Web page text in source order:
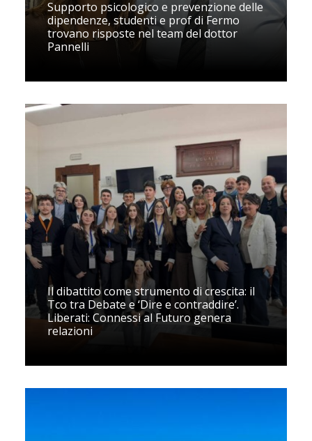
Supporto psicologico e prevenzione delle
dipendenze, studenti e prof di Fermo
trovano risposte nel team del dottor
Pannelli
Il dibattito come strumento di crescita: il
Tco tra Debate e ‘Dire e contraddire’.
Liberati: Connessi al Futuro genera
relazioni